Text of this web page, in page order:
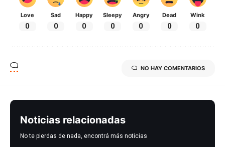
Love
0
Sad
0
Happy
0
Sleepy
0
Angry
0
Dead
0
Wink
0
NO HAY COMENTARIOS
Noticias relacionadas
No te pierdas de nada, encontrá más noticias